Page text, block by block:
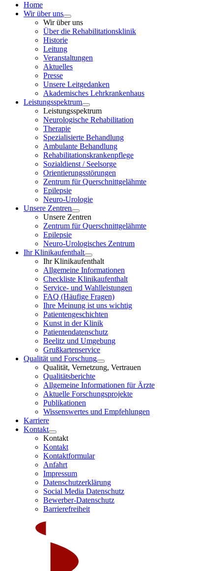
Home
Wir über uns
Wir über uns
Über die Rehabilitationsklinik
Historie
Leitung
Veranstaltungen
Aktuelles
Presse
Unsere Leitgedanken
Akademisches Lehrkrankenhaus
Leistungsspektrum
Leistungsspektrum
Neurologische Rehabilitation
Therapie
Spezialisierte Behandlung
Ambulante Behandlung
Rehabilitationskrankenpflege
Sozialdienst / Seelsorge
Orientierungsstörungen
Zentrum für Querschnittgelähmte
Epilepsie
Neuro-Urologie
Unsere Zentren
Unsere Zentren
Zentrum für Querschnittgelähmte
Epilepsie
Neuro-Urologisches Zentrum
Ihr Klinikaufenthalt
Ihr Klinikaufenthalt
Allgemeine Informationen
Checkliste Klinikaufenthalt
Service- und Wahlleistungen
FAQ (Häufige Fragen)
Ihre Meinung ist uns wichtig
Patientengeschichten
Kunst in der Klinik
Patientendatenschutz
Beelitz und Umgebung
Grußkartenservice
Qualität und Forschung
Qualität, Vernetzung, Vertrauen
Qualitätsberichte
Allgemeine Informationen für Ärzte
Aktuelle Forschungsprojekte
Publikationen
Wissenswertes und Empfehlungen
Karriere
Kontakt
Kontakt
Kontakt
Kontaktformular
Anfahrt
Impressum
Datenschutzerklärung
Social Media Datenschutz
Bewerber-Datenschutz
Barrierefreiheit